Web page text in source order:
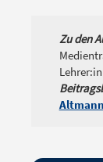
Zu den
Altmann